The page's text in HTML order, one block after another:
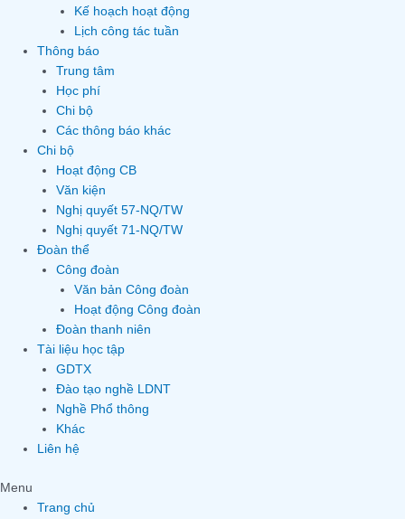
Kế hoạch hoạt động
Lịch công tác tuần
Thông báo
Trung tâm
Học phí
Chi bộ
Các thông báo khác
Chi bộ
Hoạt động CB
Văn kiện
Nghị quyết 57-NQ/TW
Nghị quyết 71-NQ/TW
Đoàn thể
Công đoàn
Văn bản Công đoàn
Hoạt động Công đoàn
Đoàn thanh niên
Tài liệu học tập
GDTX
Đào tạo nghề LDNT
Nghề Phổ thông
Khác
Liên hệ
Menu
Trang chủ